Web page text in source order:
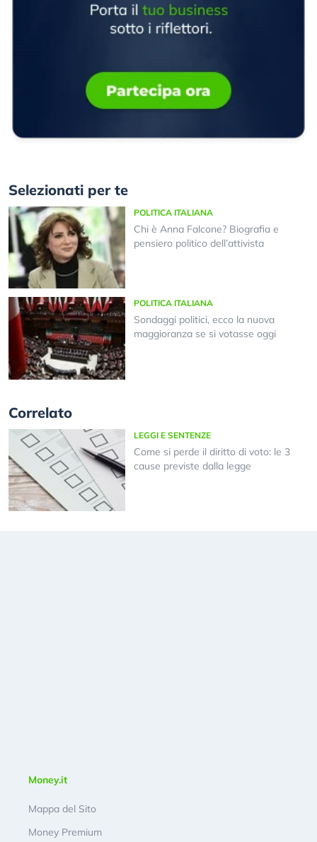
Selezionati per te
POLITICA ITALIANA
Chi è Anna Falcone? Biografia e
pensiero politico dell’attivista
POLITICA ITALIANA
Sondaggi politici, ecco la nuova
maggioranza se si votasse oggi
Correlato
LEGGI E SENTENZE
Come si perde il diritto di voto: le 3
cause previste dalla legge
Money.it
Mappa del Sito
Money Premium